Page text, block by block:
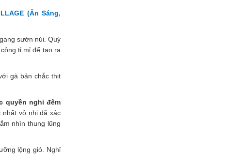
(Ăn Sáng,
sườn núi. Quý
tỉ mỉ để tạo ra
gà bản chắc thịt
quyền nghỉ đêm
nhất vô nhị đã xác
nhìn thung lũng
lộng gió. Nghỉ